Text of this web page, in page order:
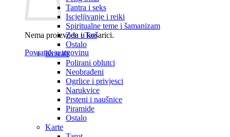
Nema proizvoda u košarici.
Povratak u trgovinu
Tantra i seks
Iscjeljivanje i reiki
Spiritualne teme i šamanizam
Zen i Tao
Ostalo
Kristali
Polirani oblutci
Neobrađeni
Ogrlice i privjesci
Narukvice
Prsteni i naušnice
Piramide
Ostalo
Karte